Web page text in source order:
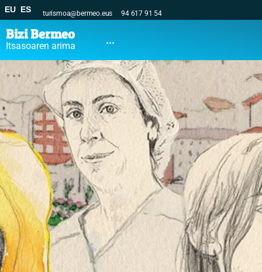
EU ES turismoa@bermeo.eus 94 617 91 54
Bizi Bermeo
Itsasoaren arima ...